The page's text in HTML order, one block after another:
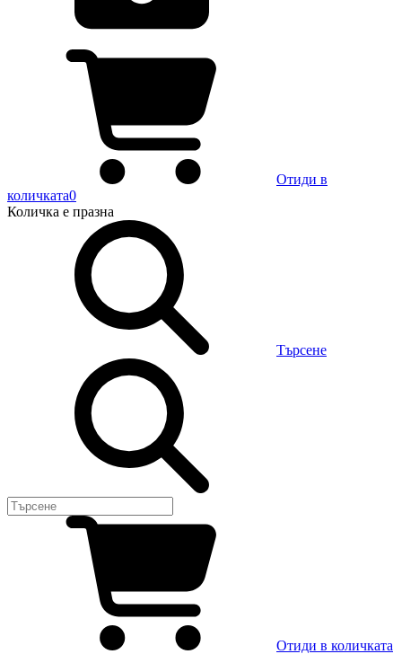
Отиди в
количката0
Количка е празна
Търсене
Отиди в количката